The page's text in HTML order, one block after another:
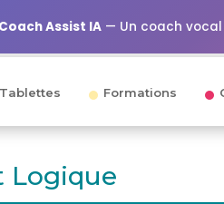
Assist IA— Un coach vocal
Tablettes Formations
Logique